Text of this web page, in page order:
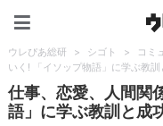
ウレぴあ総研 > シゴト > コミ
いく! 「イソップ物語」に学ぶ教
仕事、恋愛、人間関
語」に学ぶ教訓と成